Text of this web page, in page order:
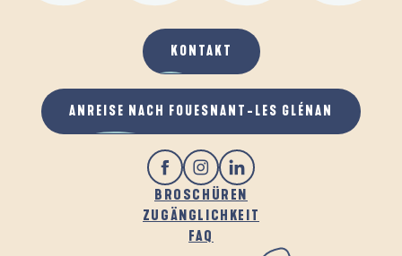
BROSCHÜREN
ZUGÄNGLICHKEIT
FAQ
KONTAKT
ANREISE NACH FOUESNANT-LES GLÉNAN